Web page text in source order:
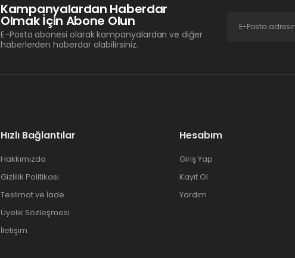
Kampanyalardan Haberdar
Olmak İçin Abone Olun
E-Posta abonesi olarak kampanyalardan ve diğer
haberlerden haberdar olabilirsiniz.
Hızlı Bağlantılar
Hakkımızda
Gizlilik Politikası
Teslimat ve İade
Üyelik Sözleşmesi
İletişim
Hesabım
Giriş Yap
Kayıt Ol
Yardım